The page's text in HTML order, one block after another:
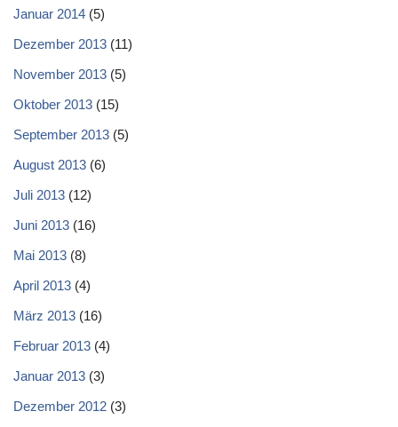
Januar 2014 (5)
Dezember 2013 (11)
November 2013 (5)
Oktober 2013 (15)
September 2013 (5)
August 2013 (6)
Juli 2013 (12)
Juni 2013 (16)
Mai 2013 (8)
April 2013 (4)
März 2013 (16)
Februar 2013 (4)
Januar 2013 (3)
Dezember 2012 (3)